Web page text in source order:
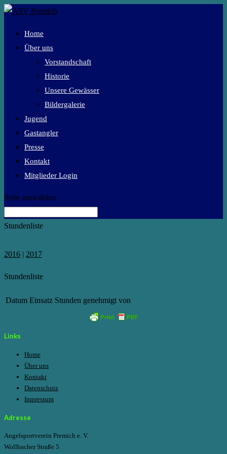
Home
Über uns
Vorstandschaft
Historie
Unsere Gewässer
Bildergalerie
Jugend
Gastangler
Presse
Kontakt
Mitglieder Login
Seite auswählen
Stundenliste
2016 | 2017
Stundenliste
Datum Einsatz Stunden genehmigt von
Links
Home
Über uns
Kontakt
Datenschutz
Impressum
Adresse
Angelsportverein Premich e. V.
Wollbacher Straße 5